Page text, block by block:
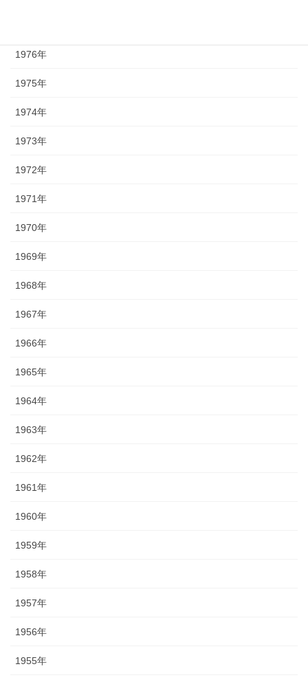
1976年
1975年
1974年
1973年
1972年
1971年
1970年
1969年
1968年
1967年
1966年
1965年
1964年
1963年
1962年
1961年
1960年
1959年
1958年
1957年
1956年
1955年